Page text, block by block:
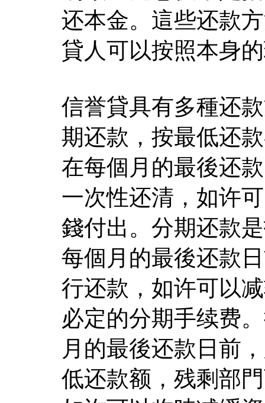
还本金。這些还款
貸人可以按照本身
信誉貸具有多種还
期还款，按最低还
在每個月的最後还
一次性还清，如许
錢付出。分期还款
每個月的最後还款
行还款，如许可以
必定的分期手续费
月的最後还款日前
低还款额，残剩部